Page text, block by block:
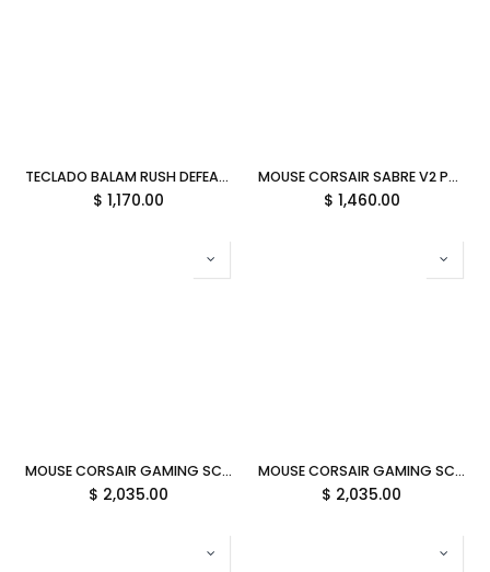
TECLADO BALAM RUSH DEFEAT LEVEL GK3 MECANICO RGB INALAMBRICO PANTALLA IPS NEGRO BR-942492 12M DE GARANTIA
$ 1,170.00
MOUSE CORSAIR SABRE V2 PRO ULTRALIGHT WIRELESS 33000DPI BLANCO CH-931G001-WW 12M DE GARANTIA
$ 1,460.00
MOUSE CORSAIR GAMING SCIMITAR ELITE WIRELESS SE RGB 16 BOTONES PROGRAMABLES 33000DPI NEGRO/AMARILLO CH-9314415-WW 12M DE GARANTIA
$ 2,035.00
MOUSE CORSAIR GAMING SCIMITAR ELITE WIRELESS SE RGB 16 BOTONES PROGRAMABLES 33000DPI GRIS CH-9314014-WW 12M DE GARANTIA
$ 2,035.00